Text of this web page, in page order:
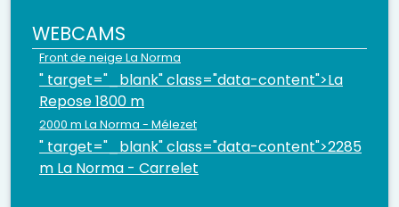
WEBCAMS
Front de neige La Norma
" target="_blank" class="data-content">La
Repose 1800 m
2000 m La Norma - Mélezet
" target="_blank" class="data-content">2285
m La Norma - Carrelet